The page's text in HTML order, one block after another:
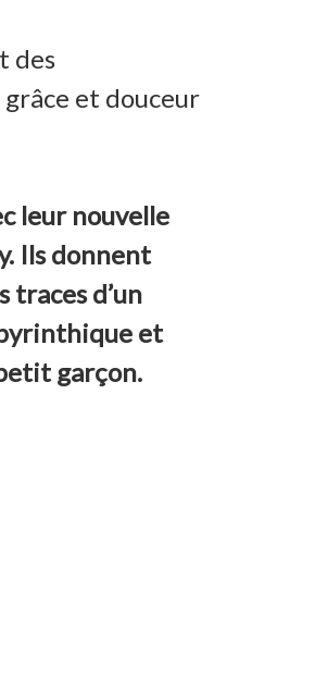
des
et douceur
leur nouvelle
Ils donnent
traces d’un
et
garçon.